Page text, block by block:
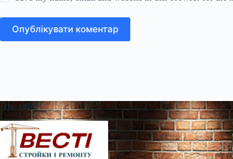
Опублікувати коментар
Про сайт